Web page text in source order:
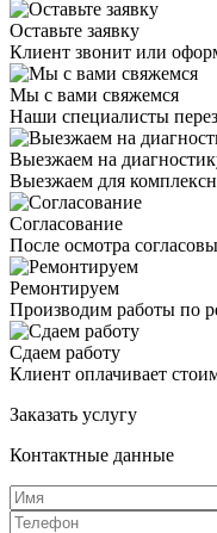
Оставьте заявку
Клиент звонит или
Мы с вами свяжемся
Наши специалисты
Выезжаем на
Выезжаем для
Согласование
После осмотра
Ремонтируем
Производим работы по
Сдаем работу
Клиент оплачивает
Заказать услугу
Контактные данные